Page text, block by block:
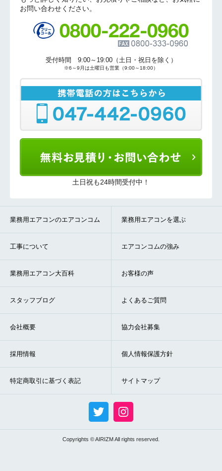
お問い合わせください。
受付時間 9:00～19:00（土日・祝日を除く）
※6～9月は土曜日も営業（9:00～18:00）
土日祝も24時間受付中！
業務用エアコンのエアコンコム 業務用エアコンを選ぶ
工事について エアコンコムの強み
業務用エアコン大百科 お客様の声
スタッフブログ よくあるご質問
会社概要 協力会社募集
採用情報 個人情報保護方針
特定商取引に基づく表記 サイトマップ
Copyrights © AIRIZM All rights reserved.